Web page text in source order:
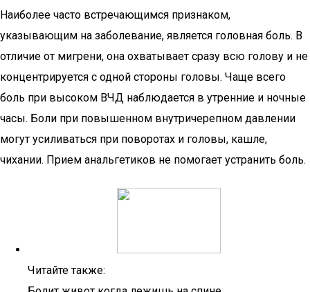
Наиболее часто встречающимся признаком,
указывающим на заболевание, является головная боль. В
отличие от мигрени, она охватывает сразу всю голову и не
концентрируется с одной стороны головы. Чаще всего
боль при высоком ВЧД наблюдается в утренние и ночные
часы. Боли при повышенном внутричерепном давлении
могут усиливаться при поворотах и головы, кашле,
чихании. Прием анальгетиков не помогает устранить боль.
Читайте также: